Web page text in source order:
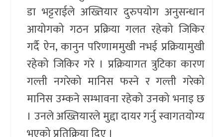
डा भट्टराईले अख्तियार दुरुपयोग अनुसन्धान
आयोगको गठन प्रक्रिया गलत रहेको जिकिर
गर्दै ऐन, कानुन परिणाममुखी नभई प्रक्रियामुखी
रहेको जिकिर गरे । प्रक्रियागत त्रुटिका कारण
गल्ती नगरेको मानिस फस्ने र गल्ती गरेको
मानिस उम्कने सम्भावना रहेको उनको भनाइ छ
। उनले अख्तियारले मुद्दा दायर गर्नु स्वागतयोग्य